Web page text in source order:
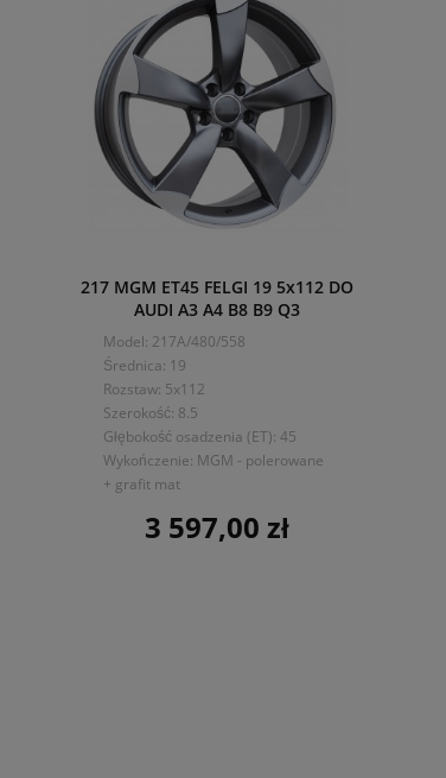
217 MGM ET45 FELGI 19 5x112 DO
AUDI A3 A4 B8 B9 Q3
Model: 217A/480/558
Średnica: 19
Rozstaw: 5x112
Szerokość: 8.5
Głębokość osadzenia (ET): 45
Wykończenie: MGM - polerowane
+ grafit mat
Cena
3 597,00 zł